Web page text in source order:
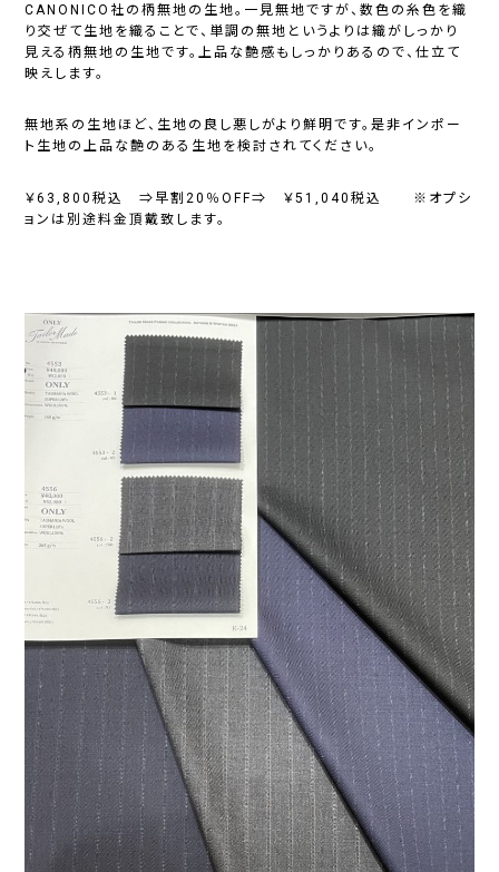
CANONICO社の柄無地の生地。一見無地ですが、数色の糸色を織
り交ぜて生地を織ることで、単調の無地というよりは織がしっかり
見える柄無地の生地です。上品な艶感もしっかりあるので、仕立て
映えします。
無地系の生地ほど、生地の良し悪しがより鮮明です。是非インポー
ト生地の上品な艶のある生地を検討されてください。
￥63,800税込 ⇒早割20％OFF⇒ ￥51,040税込 ※オプシ
ョンは別途料金頂戴致します。